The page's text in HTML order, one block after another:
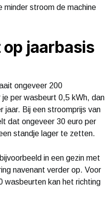
minder stroom de machine
jaarbasis
ongeveer 200
per wasbeurt 0,5 kWh, dan
jaar. Bij een stroomprijs van
dat ongeveer 30 euro per
standje lager te zetten.
in een gezin met
navenant verder op. Voor
wasbeurten kan het richting